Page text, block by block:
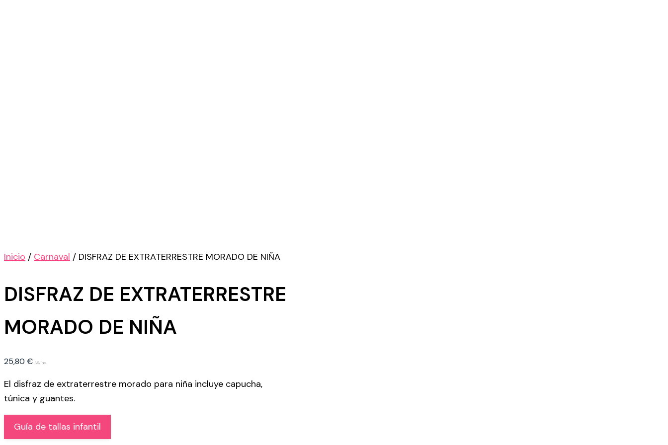
Inicio / Carnaval / DISFRAZ DE EXTRATERRESTRE MORADO DE NIÑA
DISFRAZ DE EXTRATERRESTRE
MORADO DE NIÑA
25,80 € IVA inc.
El disfraz de extraterrestre morado para niña incluye capucha,
túnica y guantes.
Guía de tallas infantil